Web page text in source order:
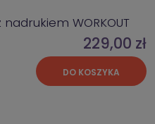
WORKOUT
229,00 zł
DO KOSZYKA